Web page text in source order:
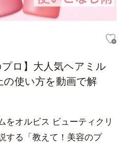
プロ】大人気ヘアミル
使い方を動画で解
をオルビス ビューティクリ
する「教えて！美容のプ